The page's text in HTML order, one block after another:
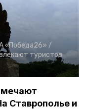
«Победа26» /
туристов
Ставрополье и